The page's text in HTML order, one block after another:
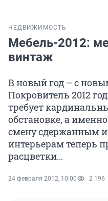
НЕДВИЖИМОСТЬ
Мебель-2012:
винтаж
В новый год – с
Покровитель 2012
требует
обстановке, а
смену сдержанным
интерьерам теперь
расцветки...
24 февраля 2012, 10:00 2 196